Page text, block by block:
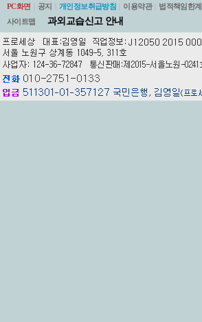
PC화면 공지 개인정보취급방침 이용약관 법적책임한계
사이트맵
과외교습신고 안내